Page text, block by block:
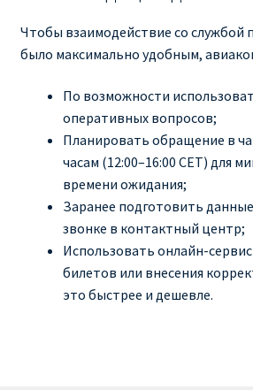
Чтобы взаимодействие со службой
было максимально удобным,
По возможности
оперативных вопросов;
Планировать обращение в
часам (12:00–16:00 CET) для
времени ожидания;
Заранее подготовить
звонке в контактный центр;
Использовать онлайн-
билетов или внесения
это быстрее и дешевле.